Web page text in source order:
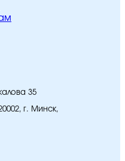
35
г. Минск,